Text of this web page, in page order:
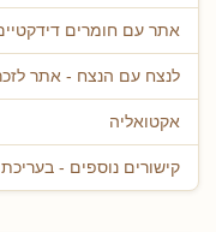
אתר עם חומרים
לנצח עם הנצח - אתר
אקטואליה
קישורים נוספים - בעריכת